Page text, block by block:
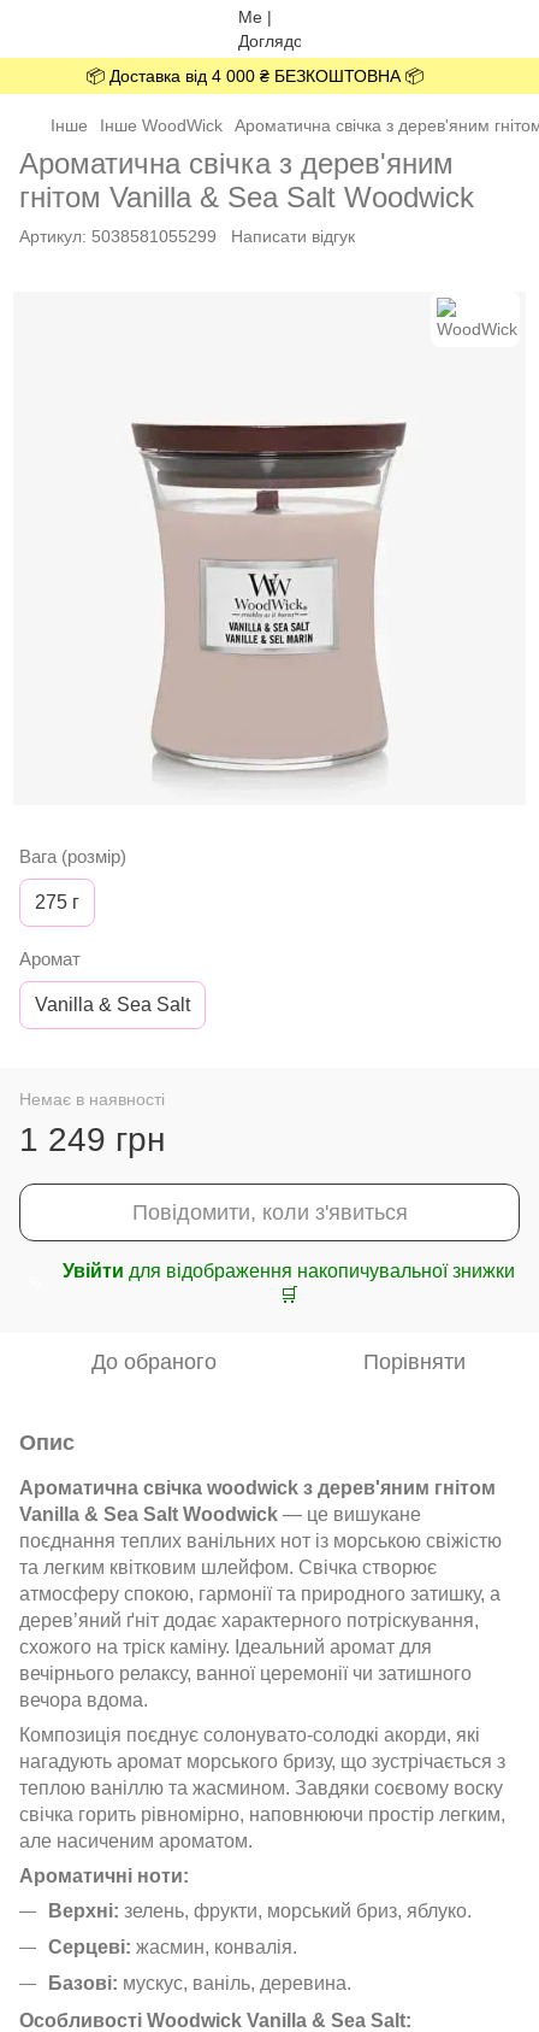
📦 Доставка від 4 000 ₴ БЕЗКОШТОВНА 📦
Інше Інше WoodWick Ароматична свічка з дерев'яним
Ароматична свічка з дерев'яним
гнітом Vanilla & Sea Salt Woodwick
Артикул: 5038581055299 Написати відгук
Вага (розмір)
275 г
Аромат
Vanilla & Sea Salt
Немає в наявності
1 249 грн
Повідомити, коли з'явиться
Увійти для відображення накопичувальної знижки
🛒
До обраного Порівняти
Опис
Ароматична свічка woodwick з дерев'яним гнітом
Vanilla & Sea Salt Woodwick — це вишукане
поєднання теплих ванільних нот із морською свіжістю
та легким квітковим шлейфом. Свічка створює
атмосферу спокою, гармонії та природного затишку, а
дерев’яний ґніт додає характерного потріскування,
схожого на тріск каміну. Ідеальний аромат для
вечірнього релаксу, ванної церемонії чи затишного
вечора вдома.
Композиція поєднує солонувато-солодкі акорди, які
нагадують аромат морського бризу, що зустрічається з
теплою ваніллю та жасмином. Завдяки соєвому воску
свічка горить рівномірно, наповнюючи простір легким,
але насиченим ароматом.
Ароматичні ноти:
Верхні: зелень, фрукти, морський бриз, яблуко.
Серцеві: жасмин, конвалія.
Базові: мускус, ваніль, деревина.
Особливості Woodwick Vanilla & Sea Salt: